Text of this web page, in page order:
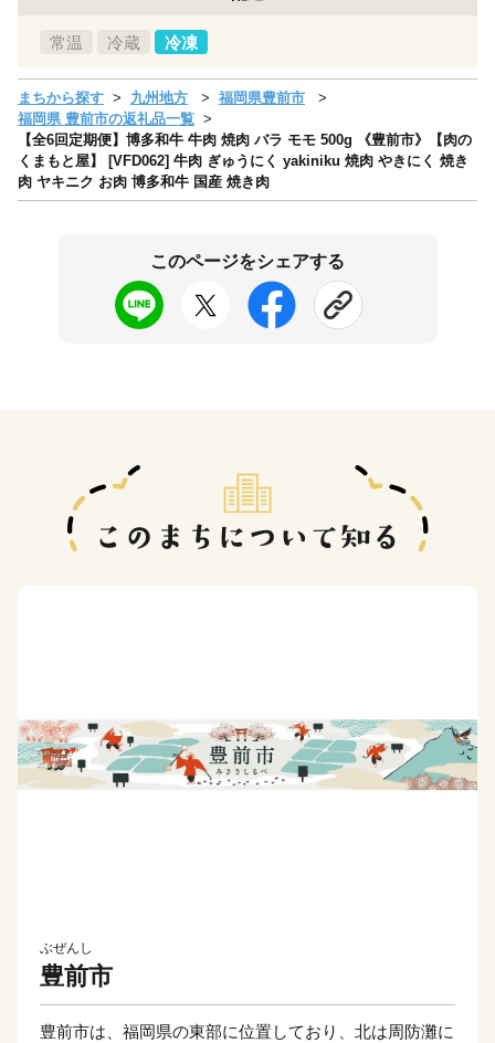
常温 冷蔵 冷凍
まちから探す 九州地方
福岡県豊前市
福岡県 豊前市の返礼品一覧
【全6回定期便】博多和牛 牛肉 焼肉 バラ モモ 500g 《豊前市》【肉の
くまもと屋】 [VFD062] 牛肉 ぎゅうにく yakiniku 焼肉 やきにく 焼き
肉 ヤキニク お肉 博多和牛 国産 焼き肉
このページをシェアする
ぶぜんし
豊前市
豊前市は、福岡県の東部に位置しており、北は周防灘に